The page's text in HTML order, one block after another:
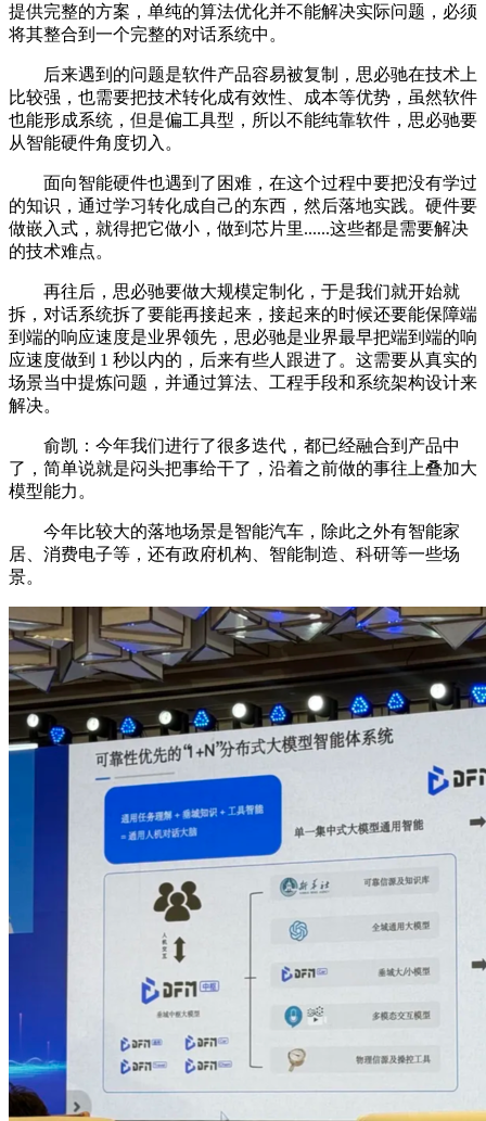
提供完整的方案，单纯的算法优化并不能解决实际问题，必须
将其整合到一个完整的对话系统中。
后来遇到的问题是软件产品容易被复制，思必驰在技术上
比较强，也需要把技术转化成有效性、成本等优势，虽然软件
也能形成系统，但是偏工具型，所以不能纯靠软件，思必驰要
从智能硬件角度切入。
面向智能硬件也遇到了困难，在这个过程中要把没有学过
的知识，通过学习转化成自己的东西，然后落地实践。硬件要
做嵌入式，就得把它做小，做到芯片里......这些都是需要解决
的技术难点。
再往后，思必驰要做大规模定制化，于是我们就开始就
拆，对话系统拆了要能再接起来，接起来的时候还要能保障端
到端的响应速度是业界领先，思必驰是业界最早把端到端的响
应速度做到 1 秒以内的，后来有些人跟进了。这需要从真实的
场景当中提炼问题，并通过算法、工程手段和系统架构设计来
解决。
俞凯：今年我们进行了很多迭代，都已经融合到产品中
了，简单说就是闷头把事给干了，沿着之前做的事往上叠加大
模型能力。
今年比较大的落地场景是智能汽车，除此之外有智能家
居、消费电子等，还有政府机构、智能制造、科研等一些场
景。